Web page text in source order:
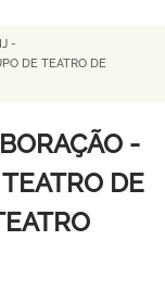
IJ -
DE TEATRO DE
-
DE